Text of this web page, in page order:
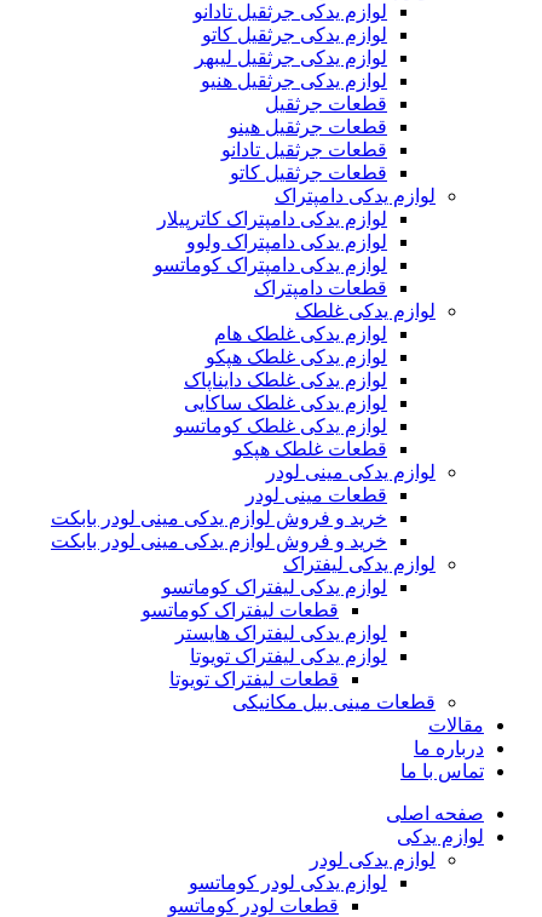
لوازم یدکی جرثقیل تادانو
لوازم یدکی جرثقیل کاتو
لوازم یدکی جرثقیل لیبهر
لوازم یدکی جرثقیل هنیو
قطعات جرثقیل
قطعات جرثقیل هینو
قطعات جرثقیل تادانو
قطعات جرثقیل کاتو
لوازم یدکی دامپتراک
لوازم یدکی دامپتراک کاترپیلار
لوازم یدکی دامپتراک ولوو
لوازم یدکی دامپتراک کوماتسو
قطعات دامپتراک
لوازم یدکی غلطک
لوازم یدکی غلطک هام
لوازم یدکی غلطک هپکو
لوازم یدکی غلطک دایناپاک
لوازم یدکی غلطک ساکایی
لوازم یدکی غلطک کوماتسو
قطعات غلطک هپکو
لوازم یدکی مینی لودر
قطعات مینی لودر
خرید و فروش لوازم یدکی مینی لودر بابکت
خرید و فروش لوازم یدکی مینی لودر بابکت
لوازم یدکی لیفتراک
لوازم یدکی لیفتراک کوماتسو
قطعات لیفتراک کوماتسو
لوازم یدکی لیفتراک هایستر
لوازم یدکی لیفتراک تویوتا
قطعات لیفتراک تویوتا
قطعات مینی بیل مکانیکی
ما
با ما
اصلی
یدکی
لوازم یدکی لودر
لوازم یدکی لودر کوماتسو
قطعات لودر کوماتسو